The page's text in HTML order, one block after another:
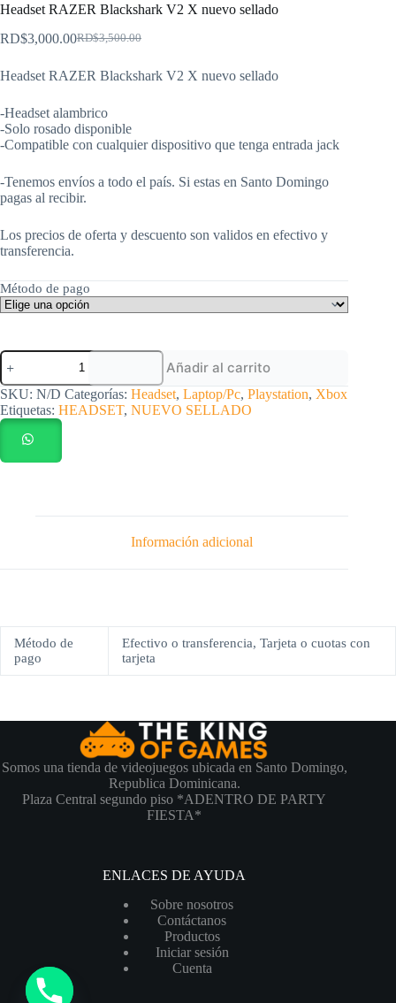
Headset RAZER Blackshark V2 X nuevo sellado
RD$3,500.00
El
original
RD$3,500.00.
RD$3,000.00El
actual
RD$3,000.00.
Headset RAZER Blackshark V2 X nuevo sellado
-Headset alambrico
-Solo rosado disponible
-Compatible con cualquier dispositivo que tenga entrada jack
-Tenemos envíos a todo el país. Si estas en Santo Domingo
pagas al recibir.
Los precios de oferta y descuento son validos en efectivo y
transferencia.
Método de pago
Headset
RAZER
Blackshark
V2
X
nuevo
sellado
cantidad
Añadir al carrito
SKU: N/D Categorías: Headset, Laptop/Pc, Playstation, Xbox
Etiquetas: HEADSET, NUEVO SELLADO
Información adicional
Método de
pago
Efectivo o transferencia, Tarjeta o cuotas con
tarjeta
Somos una tienda de videojuegos ubicada en Santo Domingo,
Republica Dominicana.
Plaza Central segundo piso *ADENTRO DE PARTY
FIESTA*
ENLACES DE AYUDA
Sobre nosotros
Contáctanos
Productos
Iniciar sesión
Cuenta